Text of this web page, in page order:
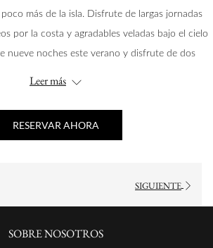
más de la isla. Disfrute de largas jornadas
por la costa y agradables veladas bajo el cielo
nueve noches este verano y disfrute de dos
Leer más
RESERVAR AHORA
SIGUIENTE
SOBRE NOSOTROS